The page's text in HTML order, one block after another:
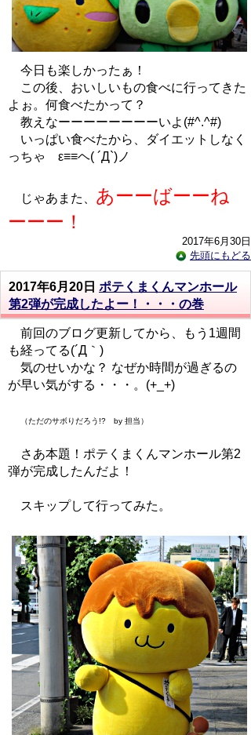
今日も楽しかったぁ！
この後、おいしいもの食べに行ってきた
よぉ。何食べたかって？
教えなーーーーーーーーいよ(#^.^#)
いっぱい食べたから、ダイエットしなく
っちゃ ε≡≡ヘ( ´Д`)ノ
じゃあまた、 あーーばーーね
ーーー！
2017年6月30日
先頭にもどる
2017年6月20日 ポテくまくんマンホール
第2弾が完成したよー！・・・の巻
前回のブログ更新してから、もう1週間
も経ってる(´Д｀)
気のせいかな？ なぜか時間が過ぎるの
が早い気がする・・・。(+_+)
（ただのサボりだろう!? by 担当）
さあ本題！ポテくまくんマンホール第2
弾が完成したんだよ！
スキップして行ってみた。